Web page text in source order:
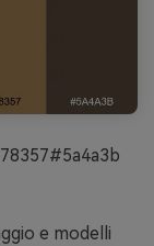
e modelli